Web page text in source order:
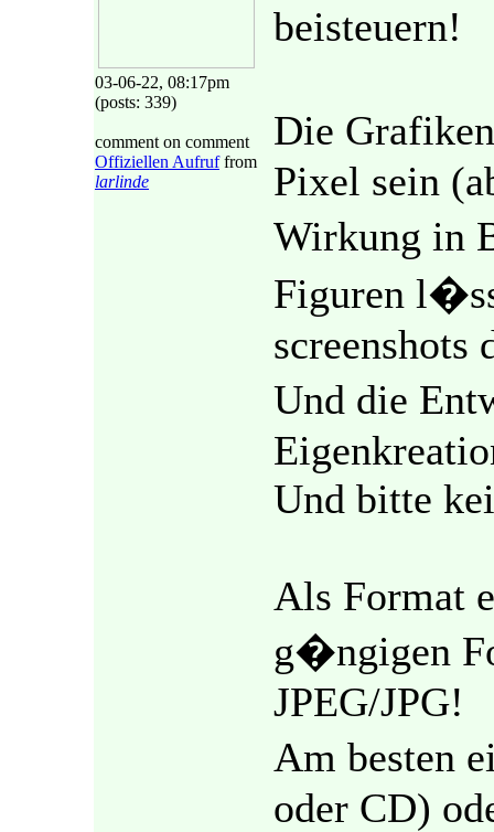
03-06-22, 08:17pm
(posts: 339)
comment on comment
Offiziellen Aufruffrom
larlinde
beisteuern!
Die
Pixel sein
Wirkung in
Figuren
screenshots
Und die
Und bitte
Als Format
g�ngigen
JPEG/JPG!
Am besten
oder CD)